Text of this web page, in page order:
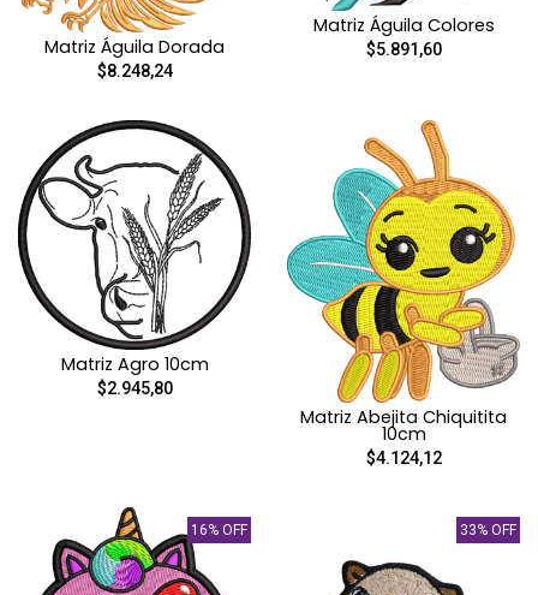
Matriz Águila Dorada
$8.248,24
Matriz Águila Colores
$5.891,60
Matriz Agro 10cm
$2.945,80
Matriz Abejita Chiquitita
10cm
$4.124,12
16% OFF 33% OFF